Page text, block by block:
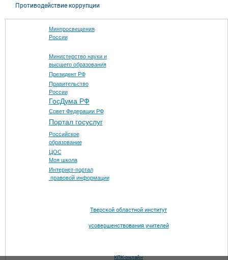
Противодействие коррупции
Минпросвещения
России
Министерство науки и
высшего образования
Президент РФ
Правительство
России
ГосДума РФ
Совет Федерации РФ
Портал госуслуг
Российское
образование
ЦОС
Моя школа
Интернет-портал
правовой информации
Тверской областной институт
усовершенствования учителей
КПК-онлайн